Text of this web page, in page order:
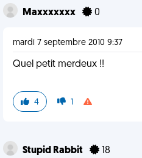
Maxxxxxxx 0
mardi 7 septembre 2010 9:37
Quel petit merdeux !!
4 1
Stupid Rabbit 18